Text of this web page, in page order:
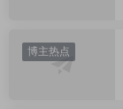
博主热点